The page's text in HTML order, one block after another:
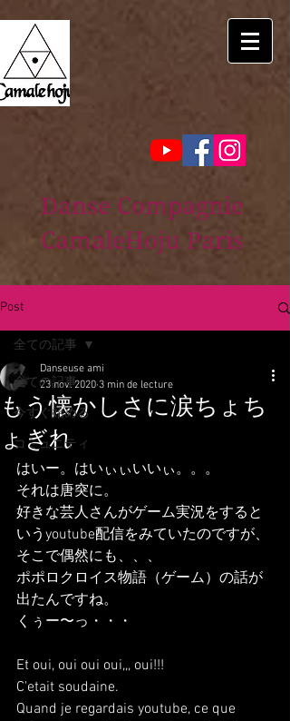
Danse Compagnie
CamaleHoju Paris
Post
全ての記事
今すぐ始める
コミュニティ
全ての記事
もう懐かしさに涙ちょち
ょぎれ
Danseuse ami
23 nov. 2020 3 min de lecture
はいー。はいぃぃいいぃ。。。
それは唐突に。
好きな芸人さんがゲーム実況をすると
いうyoutube配信をみていたのですが、
そこで偶然にも、、、
ポポロクロイス物語（ゲーム）の話が
出たんですね。
くぅー〜っ・・・
Et oui, oui oui oui,,, oui!!!
C'etait soudaine.
Quand je regardais youtube, ce que